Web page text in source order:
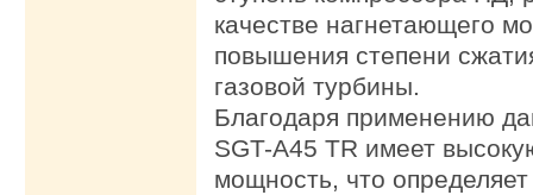
качестве нагнетающего
повышения степени
газовой турбины.
Благодаря применению
SGT-A45 TR имеет
мощность, что